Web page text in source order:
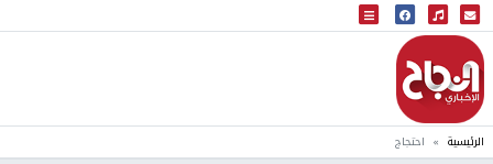
البث المباشر
إذاعة النجاح
الرئيسية احتجاج